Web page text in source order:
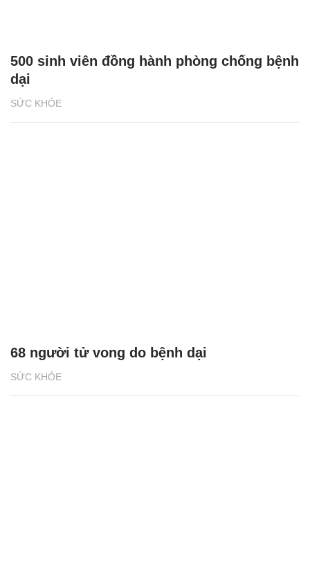
SỨC KHỎE
500 sinh viên đồng hành phòng chống bệnh
dại
SỨC KHỎE
68 người tử vong do bệnh dại